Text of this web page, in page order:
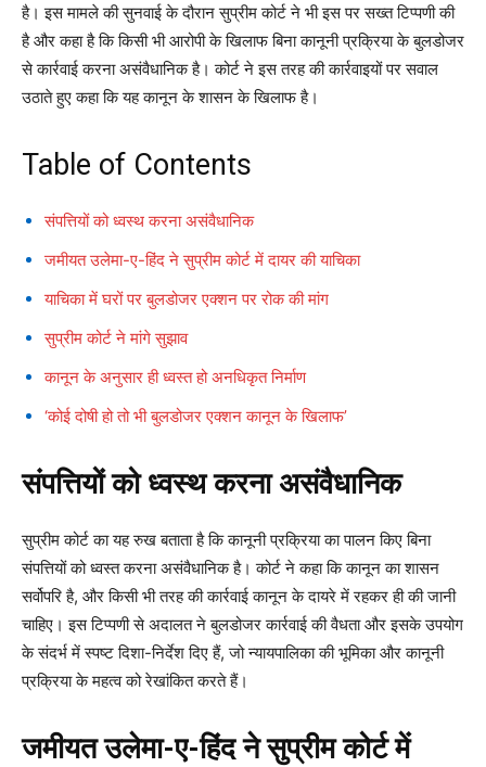
है। इस मामले की सुनवाई के दौरान सुप्रीम कोर्ट ने भी इस पर सख्त टिप्पणी की
है और कहा है कि किसी भी आरोपी के खिलाफ बिना कानूनी प्रक्रिया के बुलडोजर
से कार्रवाई करना असंवैधानिक है। कोर्ट ने इस तरह की कार्रवाइयों पर सवाल
उठाते हुए कहा कि यह कानून के शासन के खिलाफ है।
Table of Contents
संपत्तियों को ध्वस्थ करना असंवैधानिक
जमीयत उलेमा-ए-हिंद ने सुप्रीम कोर्ट में दायर की याचिका
याचिका में घरों पर बुलडोजर एक्शन पर रोक की मांग
सुप्रीम कोर्ट ने मांगे सुझाव
कानून के अनुसार ही ध्वस्त हो अनधिकृत निर्माण
‘कोई दोषी हो तो भी बुलडोजर एक्शन कानून के खिलाफ’
संपत्तियों को ध्वस्थ करना असंवैधानिक
सुप्रीम कोर्ट का यह रुख बताता है कि कानूनी प्रक्रिया का पालन किए बिना
संपत्तियों को ध्वस्त करना असंवैधानिक है। कोर्ट ने कहा कि कानून का शासन
सर्वोपरि है, और किसी भी तरह की कार्रवाई कानून के दायरे में रहकर ही की जानी
चाहिए। इस टिप्पणी से अदालत ने बुलडोजर कार्रवाई की वैधता और इसके उपयोग
के संदर्भ में स्पष्ट दिशा-निर्देश दिए हैं, जो न्यायपालिका की भूमिका और कानूनी
प्रक्रिया के महत्व को रेखांकित करते हैं।
जमीयत उलेमा-ए-हिंद ने सुप्रीम कोर्ट में